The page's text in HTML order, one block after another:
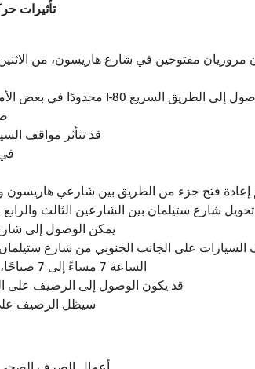
تأثيرات
قد تتأثر مواقف
في شارع
إعادة فتح جزء من الطريق بين شارعي هاريسون
شارع ستيلمان بين الشارعين الثالث
يمكن الوصول إلى
السيارات على الجانب الجنوبي من شارع
الساعة 7 مساءً إلى 7 صباحًا، وفي عطلات نهاية الأسبوع.
قد يكون الوصول إلى الرصيف على
سيظل الرصيف على